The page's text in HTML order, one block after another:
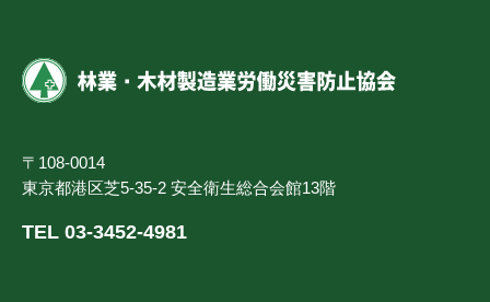
〒108-0014
東京都港区芝5-35-2 安全衛生総合会館13階
TEL 03-3452-4981